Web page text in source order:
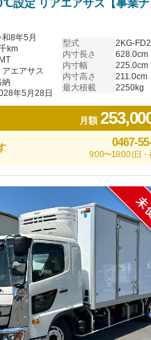
設定 リアエアサス【事業
和8年5月
km
アエアサス
納
年5月28日
型式
2KG-
内寸長さ
628.0cm
内寸幅
225.0cm
内寸高さ
211.0cm
最大積載
2250kg
月額
0467-
9:00〜18:00 (日